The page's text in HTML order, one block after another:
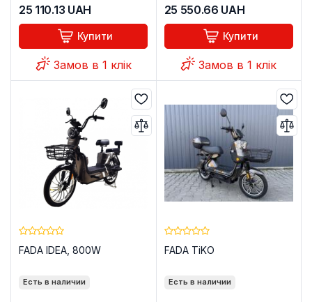
25 110.13 UAH
Купити
Замов в 1 клік
25 550.66 UAH
Купити
Замов в 1 клік
FADA IDEA, 800W
Есть в наличии
FADA TiKO
Есть в наличии